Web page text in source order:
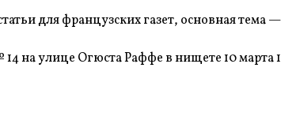
для французских газет, основная тема
на улице Огюста Раффе в нищете 10 марта